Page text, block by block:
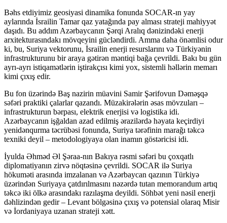
Bəhs etdiyimiz geosiyasi dinamika fonunda SOCAR-ın yay
aylarında İsrailin Tamar qaz yatağında pay alması strateji mahiyyət
daşıdı. Bu addım Azərbaycanın Şərqi Aralıq dənizindəki enerji
arxitekturasındakı mövqeyini gücləndirdi. Amma daha önəmlisi odur
ki, bu, Suriya vektorunu, İsrailin enerji resurslarını və Türkiyənin
infrastrukturunu bir araya gətirən məntiqi bağa çevrildi. Bakı bu gün
ayrı-ayrı istiqamətlərin iştirakçısı kimi yox, sistemli həllərin memarı
kimi çıxış edir.
Bu fon üzərində Baş nazirin müavini Samir Şərifovun Dəməşqə
səfəri praktiki çalarlar qazandı. Müzakirələrin əsas mövzuları –
infrastrukturun bərpası, elektrik enerjisi və logistika idi.
Azərbaycanın işğaldan azad edilmiş ərazilərdə həyata keçirdiyi
yenidənqurma təcrübəsi fonunda, Suriya tərəfinin marağı təkcə
texniki deyil – metodologiyaya olan inamın göstəricisi idi.
İyulda Əhməd Əl Şəraa-nın Bakıya rəsmi səfəri bu çoxqatlı
diplomatiyanın zirvə nöqtəsinə çevrildi. SOCAR ilə Suriya
hökuməti arasında imzalanan və Azərbaycan qazının Türkiyə
üzərindən Suriyaya çatdırılmasını nəzərdə tutan memorandum artıq
təkcə iki ölkə arasındakı razılaşma deyildi. Söhbət yeni nəsil enerji
dəhlizindən gedir – Levant bölgəsinə çıxış və potensial olaraq Misir
və İordaniyaya uzanan strateji xətt.